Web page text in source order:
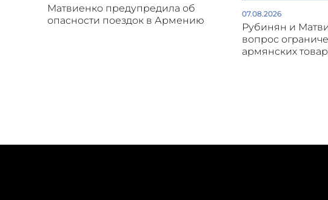
Матвиенко предупредила об
опасности поездок в Армению
07.08.2026
Рубинян и
вопрос
армянских